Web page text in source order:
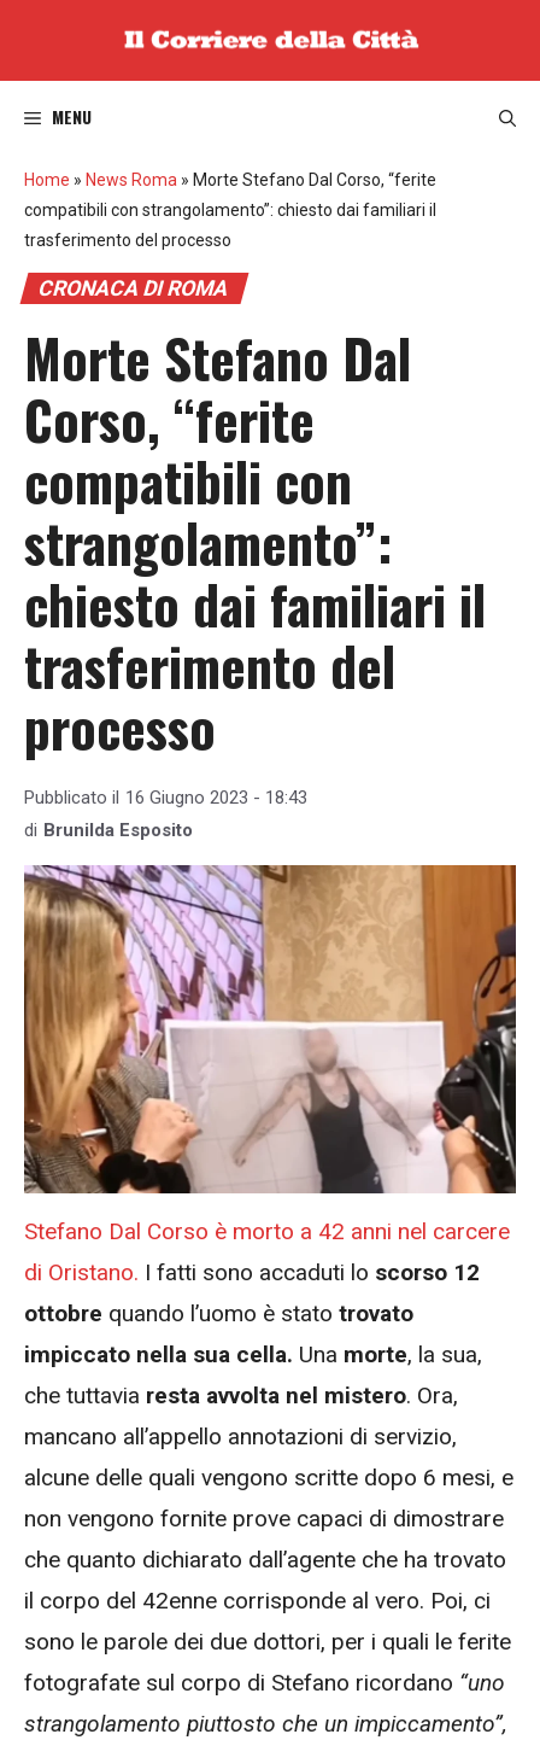
MENU
Home » News Roma » Morte Stefano Dal Corso, “ferite
compatibili con strangolamento”: chiesto dai familiari il
trasferimento del processo
CRONACA DI ROMA
Morte Stefano Dal
Corso, “ferite
compatibili con
strangolamento”:
chiesto dai familiari il
trasferimento del
processo
Pubblicato il 16 Giugno 2023 - 18:43
di Brunilda Esposito
Stefano Dal Corso è morto a 42 anni nel carcere
di Oristano. I fatti sono accaduti lo scorso 12
ottobre quando l’uomo è stato trovato
impiccato nella sua cella. Una morte, la sua,
che tuttavia resta avvolta nel mistero. Ora,
mancano all’appello annotazioni di servizio,
alcune delle quali vengono scritte dopo 6 mesi, e
non vengono fornite prove capaci di dimostrare
che quanto dichiarato dall’agente che ha trovato
il corpo del 42enne corrisponde al vero. Poi, ci
sono le parole dei due dottori, per i quali le ferite
fotografate sul corpo di Stefano ricordano “uno
strangolamento piuttosto che un impiccamento”,